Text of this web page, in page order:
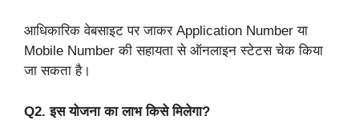
आधिकारिक वेबसाइट पर जाकर Application Number या
Mobile Number की सहायता से ऑनलाइन स्टेटस चेक किया
जा सकता है।
Q2. इस योजना का लाभ किसे मिलेगा?